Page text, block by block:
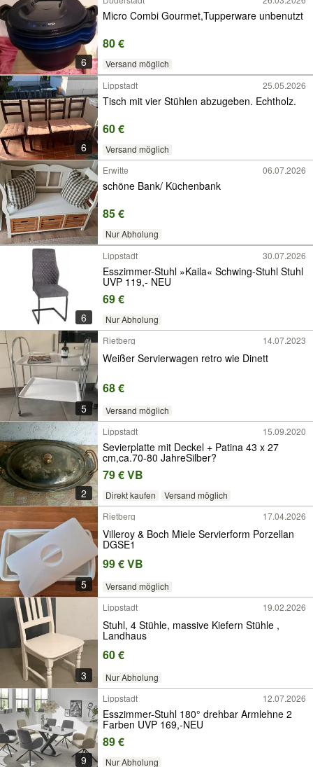
6
Micro Combi Gourmet,Tupperware unbenutzt
80 €
Versand möglich
6
Lippstadt 25.05.2026
Tisch mit vier Stühlen abzugeben. Echtholz.
60 €
Versand möglich
Erwitte
06.07.2026
schöne Bank/ Küchenbank
85 €
Nur Abholung
6
Lippstadt 30.07.2026
Esszimmer-Stuhl »Kaila« Schwing-Stuhl Stuhl
UVP 119,- NEU
69 €
Nur Abholung
5
Rietberg 14.07.2023
Weißer Servierwagen retro wie Dinett
68 €
Versand möglich
2
Lippstadt 15.09.2020
Sevierplatte mit Deckel + Patina 43 x 27
cm,ca.70-80 JahreSilber?
79 € VB
Direkt kaufen Versand möglich
5
Rietberg 17.04.2026
Villeroy & Boch Miele Servierform Porzellan
DGSE1
99 € VB
Versand möglich
3
Lippstadt 19.02.2026
Stuhl, 4 Stühle, massive Kiefern Stühle ,
Landhaus
60 €
Nur Abholung
9
Lippstadt 12.07.2026
Esszimmer-Stuhl 180° drehbar Armlehne 2
Farben UVP 169,-NEU
89 €
Nur Abholung